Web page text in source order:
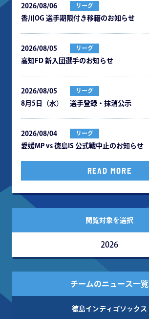
2026/08/06 リーグ
⾹川OG 選⼿期限付き移籍のお知らせ
2026/08/05 リーグ
⾼知FD 新⼊団選⼿のお知らせ
2026/08/05 リーグ
8月5日（水） 選手登録・抹消公示
2026/08/04 リーグ
愛媛MP vs 徳島IS 公式戦中⽌のお知らせ
READ MORE
閲覧対象を選択
2026
チームのニュース一覧
徳島インディゴソックス